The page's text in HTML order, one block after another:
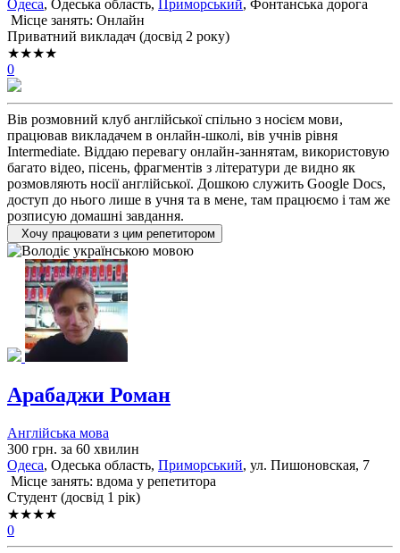
Одеса, Одеська область, Приморський, Фонтанська дорога
Місце занять: Онлайн
Приватний викладач (досвід 2 року)
★★★★
0
Вів розмовний клуб англійської спільно з носієм мови,
працював викладачем в онлайн-школі, вів учнів рівня
Intermediate. Віддаю перевагу онлайн-заннятам, використовую
багато відео, пісень, фрагментів з літератури де видно як
розмовляють носії англійської. Дошкою служить Google Docs,
доступ до нього лише в учня та в мене, там працюємо і там же
розписую домашні завдання.
Хочу працювати з цим репетитором
Арабаджи Роман
Англійська мова
300 грн. за 60 хвилин
Одеса, Одеська область, Приморський, ул. Пишоновская, 7
Місце занять: вдома у репетитора
Cтудент (досвід 1 рік)
★★★★
0